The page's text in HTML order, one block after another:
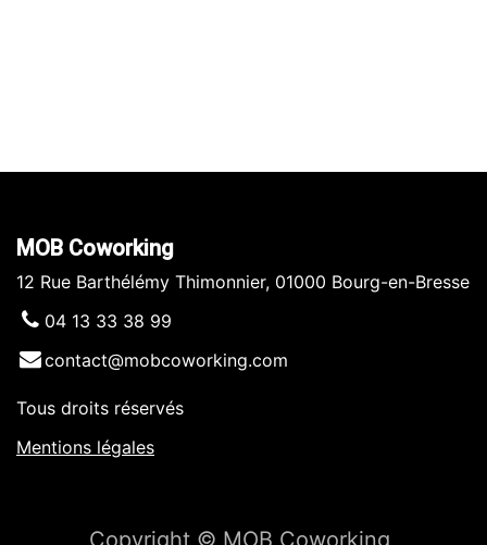
MOB Coworking
12 Rue Barthélémy Thimonnier, 01000 Bourg-en-Bresse
04 13 33 38 99
contact@mobcoworking.com
Tous droits réservés
Mentions légales
Copyright © MOB Coworking